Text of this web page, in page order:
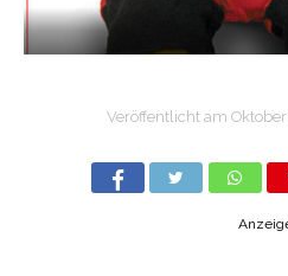
Veröffentlicht am